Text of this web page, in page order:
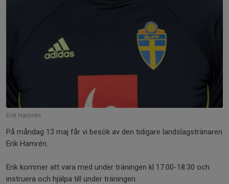
Erik Hamrén
På måndag 13 maj får vi besök av den tidigare landslagstränaren
Erik Hamrén.
Erik kommer att vara med under träningen kl 17.00-18:30 och
instruera och hjälpa till under träningen.